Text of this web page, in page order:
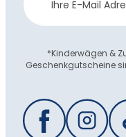
Anmeldung
*Kinderwägen &
Geschenkgutscheine